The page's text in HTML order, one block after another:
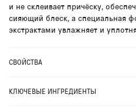
и не склеивает причёску,
сияющий блеск, а специальная
экстрактами увлажняет и
СВОЙСТВА
КЛЮЧЕВЫЕ ИНГРЕДИЕНТЫ